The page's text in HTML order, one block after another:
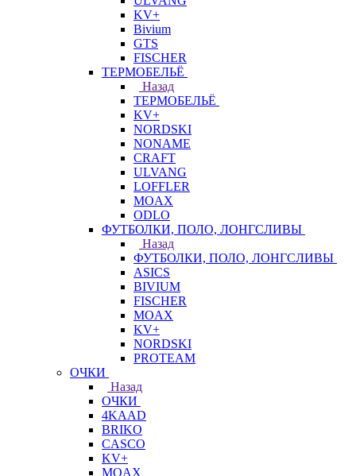
KV+
Bivium
GTS
FISCHER
ТЕРМОБЕЛЬЁ
Назад
ТЕРМОБЕЛЬЁ
KV+
NORDSKI
NONAME
CRAFT
ULVANG
LOFFLER
MOAX
ODLO
ФУТБОЛКИ, ПОЛО, ЛОНГСЛИВЫ
Назад
ФУТБОЛКИ, ПОЛО, ЛОНГСЛИВЫ
ASICS
BIVIUM
FISCHER
MOAX
KV+
NORDSKI
PROTEAM
ОЧКИ
Назад
ОЧКИ
4KAAD
BRIKO
CASCO
KV+
MOAX